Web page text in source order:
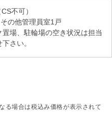
不可）
の他管理員室1戸
場、駐輪場の空き状況は担当
さい。
る場合は税込み価格が表示されて